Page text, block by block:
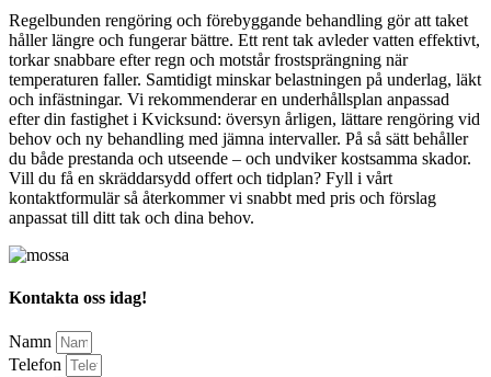
Regelbunden rengöring och förebyggande behandling gör att taket
håller längre och fungerar bättre. Ett rent tak avleder vatten effektivt,
torkar snabbare efter regn och motstår frostsprängning när
temperaturen faller. Samtidigt minskar belastningen på underlag, läkt
och infästningar. Vi rekommenderar en underhållsplan anpassad
efter din fastighet i Kvicksund: översyn årligen, lättare rengöring vid
behov och ny behandling med jämna intervaller. På så sätt behåller
du både prestanda och utseende – och undviker kostsamma skador.
Vill du få en skräddarsydd offert och tidplan? Fyll i vårt
kontaktformulär så återkommer vi snabbt med pris och förslag
anpassat till ditt tak och dina behov.
Kontakta oss idag!
Namn
Telefon